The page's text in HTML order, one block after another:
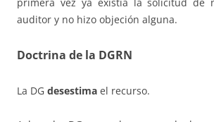
primera vez ya existía la solicitud de
auditor y no hizo objeción alguna.
Doctrina de la DGRN
La DG desestima el recurso.